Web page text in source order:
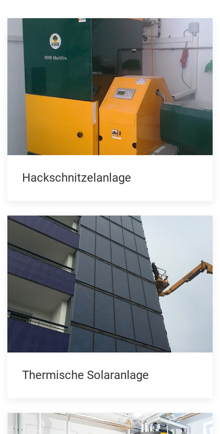
Hackschnitzelanlage
Thermische Solaranlage